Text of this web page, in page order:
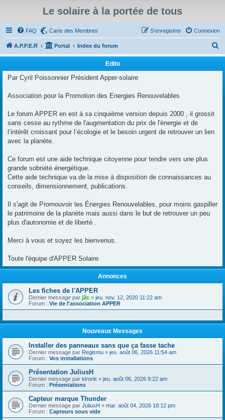
Le solaire à la portée de tous
FAQ Carte des Membres Connexion
S’enregistrer
A.P.P.E.R Portal Index du forum
e
Edito
Par Cyril Poissonnier Président Apper-solaire
Association pour la Promotion des Energies Renouvelables
Le forum APPER en est à sa cinquième version depuis 2000 , il grossit
sans cesse au rythme de l'augmentation du prix de l'énergie et de
l’intérêt croissant pour l’écologie et le besoin urgent de retrouver un lien
avec la planète.
Ce forum est une aide technique citoyenne pour tendre vers une plus
grande sobriété énergétique.
Cette aide technique va de la mise à disposition de connaissances au
conseils, dimensionnement, publications.
Il s'agit de Promouvoir les Énergies Renouvelables, pour moins gaspiller
le patrimoine de la planète mais aussi dans le but de retrouver un peu
plus d'autonomie et de liberté .
Merci à vous et soyez les bienvenus.
Toute l'équipe d'APPER Solaire
Annonces
Les fiches de l'APPER
Dernier message par j2c » jeu. nov. 12, 2020 11:22 am
Forum : Vie de l'association APPER
Nouveaux Messages
Installer des panneaux sans que ça fasse tache
Dernier message par Regismu » jeu. août 06, 2026 11:54 am
Forum : Vos installations
Présentation JuliusH
Dernier message par kironk » jeu. août 06, 2026 9:22 am
Forum : Présentations
Capteur marque Thunder
Dernier message par JuliusH » mar. août 04, 2026 18:12 pm
Forum : Capteurs sous vide